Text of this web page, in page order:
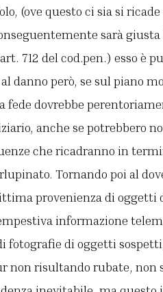
(ove questo ci sia si
sarà giusta
712 del cod.pen.) esso è
danno però, se sul piano
dovrebbe
anche se potrebbero
che ricadranno in
Tornando poi al
provenienza di oggetti
informazione
fotografie di oggetti
non risultando rubate, non